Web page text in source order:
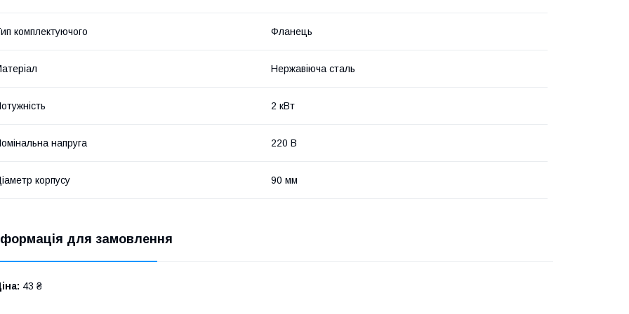
комплектуючого Фланець
Нержавіюча сталь
2 кВт
напруга 220 В
корпусу 90 мм
для замовлення
43 ₴